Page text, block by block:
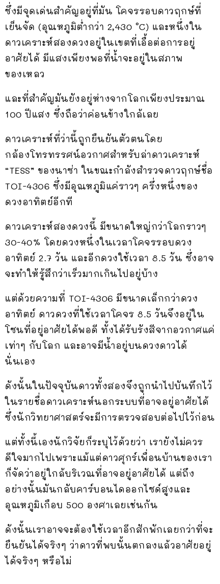
ซึ่งมีจุดเด่นสำคัญอยู่ที่มัน โคจรรอบดาวฤกษ์ที่
เย็นจัด (อุณหภูมิต่ำกว่า 2,430 °C) และหนึ่งใน
ดาวเคราะห์สองดวงอยู่ในเขตที่เอื้อต่อการอยู่
อาศัยได้ มีแสงเพียงพอที่น้ำจะอยู่ในสภาพ
ของเหลว
และที่สำคัญมันยังอยู่ห่างจากโลกเพียงประมาณ
100 ปีแสง ซึ่งถือว่าค่อนข้างใกล้เลย
ดาวเคราะห์ที่ว่านี้ถูกยืนยันตัวตนโดย
กล้องโทรทรรศน์อวกาศสำหรับล่าดาวเคราะห์
“TESS” ของนาซ่า ในขณะกำลังสำรวจดาวฤกษ์ชื่อ
TOI-4306 ซึ่งมีอุณหภูมิแค่ราวๆ ครึ่งหนึ่งของ
ดวงอาทิตย์อีกที
ดาวเคราะห์สองดวงนี้ มีขนาดใหญ่กว่าโลกราวๆ
30-40% โดยดวงหนึ่งในเวลาโคจรรอบดวง
อาทิตย์ 2.7 วัน และอีกดวงใช้เวลา 8.5 วัน ซึ่งอาจ
จะทำให้รู้สึกว่าเร็วมากเกินไปอยู่บ้าง
แต่ด้วยความที่ TOI-4306 มีขนาดเล็กกว่าดวง
อาทิตย์ ดาวดวงที่ใช้เวลาโคจร 8.5 วันจึงอยู่ใน
โซนที่อยู่อาศัยได้พอดี ทั้งได้รับรังสีจากอวกาศแค่
เท่าๆ กับโลก และอาจมีน้ำอยู่บนดวงดาวได้
นั่นเอง
ดังนั้นในปัจจุบันดาวทั้งสองจึงถูกนำไปบันทึกไว้
ในรายชื่อดาวเคราะห์นอกระบบที่อาจอยู่อาศัยได้
ซึ่งนักวิทยาศาสตร์จะมีการตรวจสอบต่อไปไว้ก่อน
แต่ทั้งนี้เองนักวิจัยก็ระบุไว้ด้วยว่า เรายังไม่ควร
ดีใจมากไปเพราะแม้แต่ดาวศุกร์เพื่อนบ้านของเรา
ก็จัดว่าอยู่ใกล้บริเวณที่อาจอยู่อาศัยได้ แต่ถึง
อย่างนั้นมันกลับคาร์บอนไดออกไซด์สูงและ
อุณหภูมิเกือบ 500 องศาเลยเช่นกัน
ดังนั้นเราอาจจะต้องใช้เวลาอีกสักพักเลยกว่าที่จะ
ยืนยันได้จริงๆ ว่าดาวที่พบนั้นตกลงแล้วอาศัยอยู่
ได้จริงๆ หรือไม่